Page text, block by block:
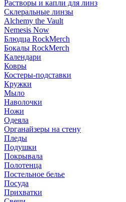
Растворы и капли для линз
Склеральные линзы
Alchemy the Vault
Nemesis Now
Блюдца RockMerch
Бокалы RockMerch
Календари
Ковры
Костеры-подставки
Кружки
Мыло
Наволочки
Ножи
Одеяла
Органайзеры на стену
Пледы
Подушки
Покрывала
Полотенца
Постельное белье
Посуда
Прихватки